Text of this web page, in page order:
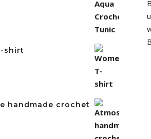
shirt
handmade crochet